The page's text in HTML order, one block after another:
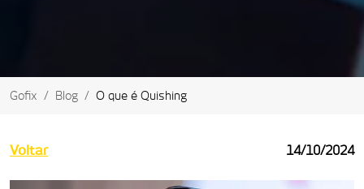
Gofix Blog O que é Quishing
Voltar 14/10/2024